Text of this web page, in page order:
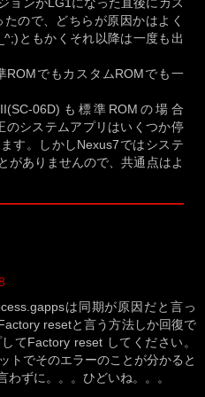
ので、どちらが原因かはよく
ともかくそれ以降は一度も出
ROMでもカスタムROMでも一
06D)も標準ROMの場合
のシステムアプリはいくつか停
す。しかしNexus7ではシステ
がありませんので、共通点はよ
は同期が原因だと言っ
resetと言う方法しか回復で
てFactory reset してください。
でそのエラーのことが分かると
わずに。。。ひどいね。。。